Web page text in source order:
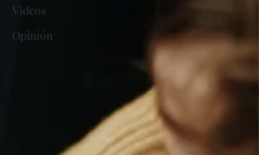
Videos
Opinión